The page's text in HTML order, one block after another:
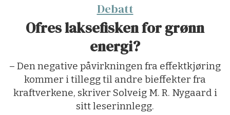
Debatt
Ofres laksefisken for grønn
energi?
– Den negative påvirkningen fra effektkjøring
kommer i tillegg til andre bieffekter fra
kraftverkene, skriver Solveig M. R. Nygaard i
sitt leserinnlegg.